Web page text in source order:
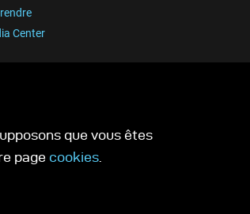
Center
que vous êtes
page cookies